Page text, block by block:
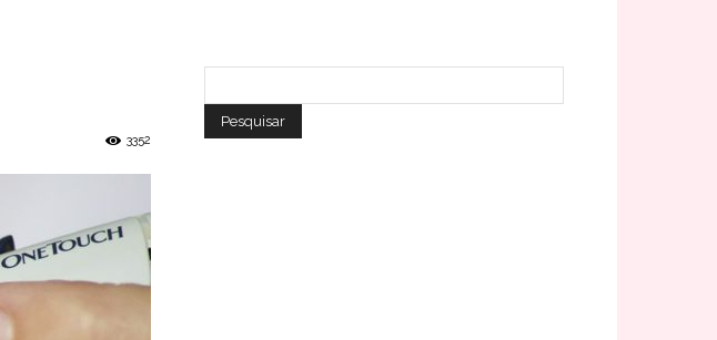
3352